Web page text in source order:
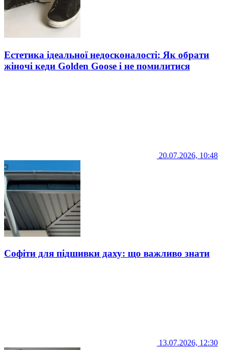
Естетика ідеальної недосконалості: Як обрати
жіночі кеди Golden Goose і не помилитися
20.07.2026, 10:48
Софіти для підшивки даху: що важливо знати
13.07.2026, 12:30